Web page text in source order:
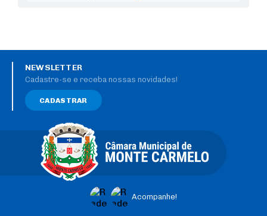
Acompanhe!
NEWSLETTER
Cadastre-se e receba nossas novidades!
CADASTRAR